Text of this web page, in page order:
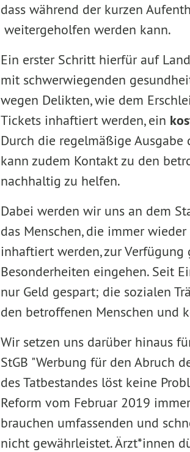
dass während der kurzen
weitergeholfen werden kann.
Ein erster Schritt hierfür auf
mit schwerwiegenden
wegen Delikten, wie dem
Tickets inhaftiert werden, ein
Durch die regelmäßige Ausgabe
kann zudem Kontakt zu den
nachhaltig zu helfen.
Dabei werden wir uns an dem
das Menschen, die immer
inhaftiert werden, zur
Besonderheiten eingehen. Seit
nur Geld gespart; die sozialen
den betroffenen Menschen und
Wir setzen uns darüber hinaus
StGB "Werbung für den Abruch
des Tatbestandes löst keine
Reform vom Februar 2019
brauchen umfassenden und
nicht gewährleistet. Ärzt*innen